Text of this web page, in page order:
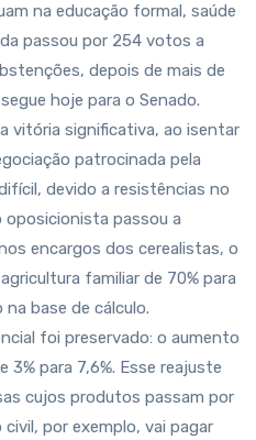
na educação formal, saúde
passou por 254 votos a
depois de mais de
hoje para o Senado.
vitória significativa, ao isentar
patrocinada pela
devido a resistências no
oposicionista passou a
encargos dos cerealistas, o
familiar de 70% para
base de cálculo.
foi preservado: o aumento
para 7,6%. Esse reajuste
cujos produtos passam por
por exemplo, vai pagar